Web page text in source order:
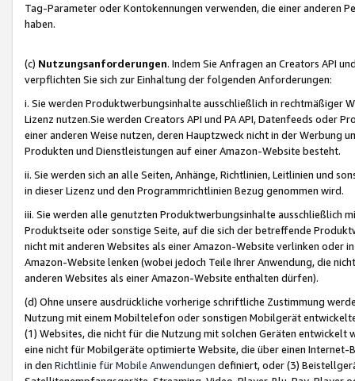
Tag-Parameter oder Kontokennungen verwenden, die einer anderen
haben.
(c) Nutzungsanforderungen. Indem Sie Anfragen an Creators API
verpflichten Sie sich zur Einhaltung der folgenden Anforderungen:
i. Sie werden Produktwerbungsinhalte ausschließlich in rechtmäßiger
Lizenz nutzen.Sie werden Creators API und PA API, Datenfeeds oder
einer anderen Weise nutzen, deren Hauptzweck nicht in der Werbung
Produkten und Dienstleistungen auf einer Amazon-Website besteht.
ii. Sie werden sich an alle Seiten, Anhänge, Richtlinien, Leitlinien und
in dieser Lizenz und den Programmrichtlinien Bezug genommen wird.
iii. Sie werden alle genutzten Produktwerbungsinhalte ausschließlich
Produktseite oder sonstige Seite, auf die sich der betreffende
nicht mit anderen Websites als einer Amazon-Website verlinken oder
Amazon-Website lenken (wobei jedoch Teile Ihrer Anwendung, die
anderen Websites als einer Amazon-Website enthalten dürfen).
(d) Ohne unsere ausdrückliche vorherige schriftliche Zustimmung
Nutzung mit einem Mobiltelefon oder sonstigen Mobilgerät
(1) Websites, die nicht für die Nutzung mit solchen Geräten
eine nicht für Mobilgeräte optimierte Website, die über einen
in den Richtlinie für Mobile Anwendungen definiert, oder (3)